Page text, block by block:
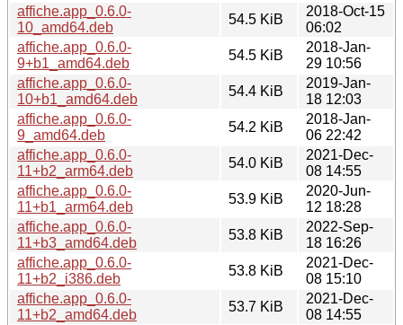
affiche.app_0.6.0-
10_amd64.deb
54.5 KiB
2018-Oct-15
06:02
affiche.app_0.6.0-
9+b1_amd64.deb
54.5 KiB
2018-Jan-
29 10:56
affiche.app_0.6.0-
10+b1_amd64.deb
54.4 KiB
2019-Jan-
18 12:03
affiche.app_0.6.0-
9_amd64.deb
54.2 KiB
2018-Jan-
06 22:42
affiche.app_0.6.0-
11+b2_arm64.deb
54.0 KiB
2021-Dec-
08 14:55
affiche.app_0.6.0-
11+b1_arm64.deb
53.9 KiB
2020-Jun-
12 18:28
affiche.app_0.6.0-
11+b3_amd64.deb
53.8 KiB
2022-Sep-
18 16:26
affiche.app_0.6.0-
11+b2_i386.deb
53.8 KiB
2021-Dec-
08 15:10
affiche.app_0.6.0-
11+b2_amd64.deb
53.7 KiB
2021-Dec-
08 14:55